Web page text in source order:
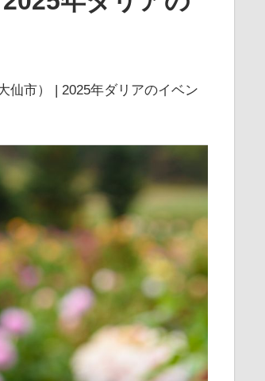
仙市） | 2025年ダリアのイベン